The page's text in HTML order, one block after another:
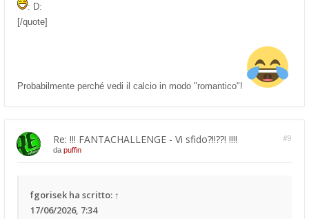
: D:
[/quote]
Probabilmente perché vedi il calcio in modo "romantico"!
Re: !!! FANTACHALLENGE - Vi sfido?!!??! !!!! #9
da puffin
fgorisek ha scritto: ↑
17/06/2026, 7:34